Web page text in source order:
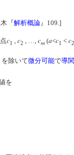
『解析概論』109.]
点c1 , c2 , …, cm (a<c1 < c2
を除いて微分可能で導
を